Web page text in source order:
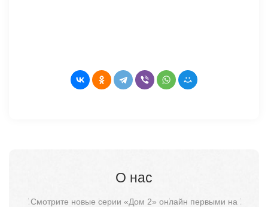
О нас
Смотрите новые серии «Дом 2» онлайн первыми на